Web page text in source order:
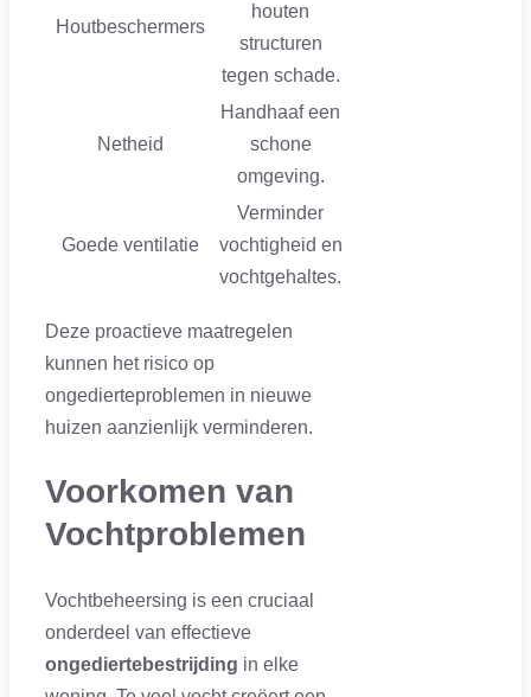
Houtbeschermers
houten
structuren
tegen schade.
Netheid
Handhaaf een
schone
omgeving.
Goede ventilatie
Verminder
vochtigheid en
vochtgehaltes.
Deze proactieve maatregelen
kunnen het risico op
ongedierteproblemen in nieuwe
huizen aanzienlijk verminderen.
Voorkomen van
Vochtproblemen
Vochtbeheersing is een cruciaal
onderdeel van effectieve
ongediertebestrijding in elke